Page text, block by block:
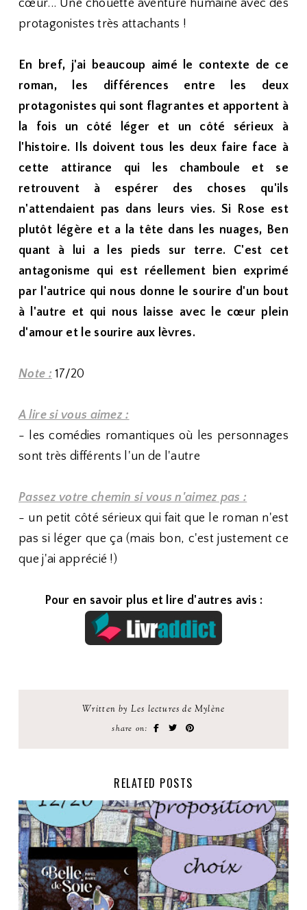
cœur... Une chouette aventure humaine avec des
protagonistes très attachants !
En bref, j'ai beaucoup aimé le contexte de ce
roman, les différences entre les deux
protagonistes qui sont flagrantes et apportent à
la fois un côté léger et un côté sérieux à
l'histoire. Ils doivent tous les deux faire face à
cette attirance qui les chamboule et se
retrouvent à espérer des choses qu'ils
n'attendaient pas dans leurs vies. Si Rose est
plutôt légère et a la tête dans les nuages, Ben
quant à lui a les pieds sur terre. C'est cet
antagonisme qui est réellement bien exprimé
par l'autrice qui nous donne le sourire d'un bout
à l'autre et qui nous laisse avec le cœur plein
d'amour et le sourire aux lèvres.
Note : 17/20
A lire si vous aimez :
- les comédies romantiques où les personnages
sont très différents l'un de l'autre
Passez votre chemin si vous n'aimez pas :
- un petit côté sérieux qui fait que le roman n'est
pas si léger que ça (mais bon, c'est justement ce
que j'ai apprécié !)
Pour en savoir plus et lire d'autres avis :
Written by Les lectures de Mylène
share on:
RELATED POSTS